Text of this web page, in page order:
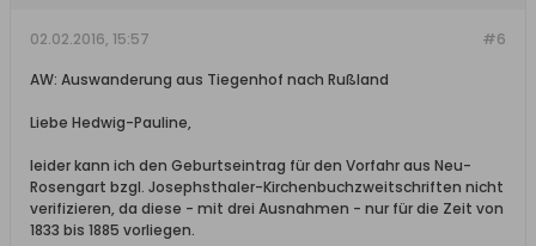
#6
02.02.2016, 15:57
AW: Auswanderung aus Tiegenhof nach Rußland
Liebe Hedwig-Pauline,
leider kann ich den Geburtseintrag für den Vorfahr aus Neu-
Rosengart bzgl. Josephsthaler-Kirchenbuchzweitschriften nicht
verifizieren, da diese - mit drei Ausnahmen - nur für die Zeit von
1833 bis 1885 vorliegen.